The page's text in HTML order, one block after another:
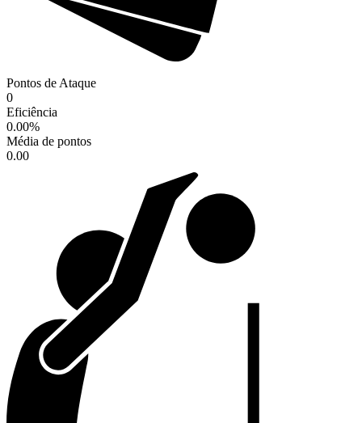
Pontos de Ataque
0
Eficiência
0.00%
Média de pontos
0.00